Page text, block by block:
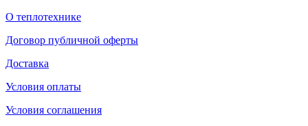
О теплотехнике
Договор публичной оферты
Доставка
Условия оплаты
Условия соглашения